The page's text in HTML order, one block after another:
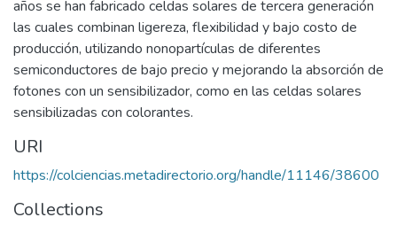
años se han fabricado celdas solares de tercera generación
las cuales combinan ligereza, flexibilidad y bajo costo de
producción, utilizando nonopartículas de diferentes
semiconductores de bajo precio y mejorando la absorción de
fotones con un sensibilizador, como en las celdas solares
sensibilizadas con colorantes.
URI
https://colciencias.metadirectorio.org/handle/11146/38600
Collections